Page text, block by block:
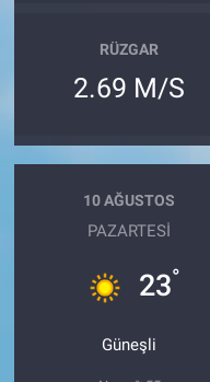
RÜZGAR
2.69 M/S
10 AĞUSTOS
PAZARTESI
23°
Güneşli